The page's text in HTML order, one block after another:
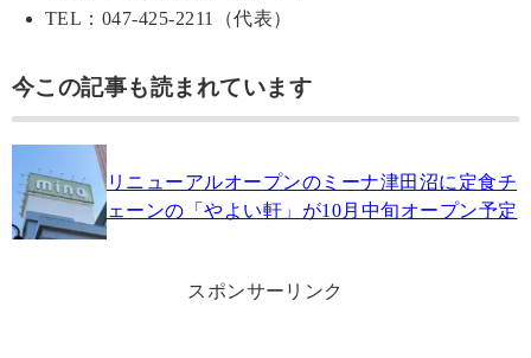
TEL：047-425-2211（代表）
今この記事も読まれています
リニューアルオープンのミーナ津田沼に定食チ
ェーンの「やよい軒」が10月中旬オープン予定
スポンサーリンク